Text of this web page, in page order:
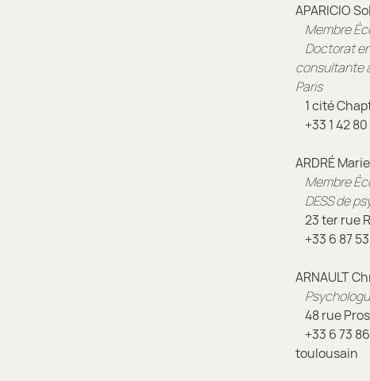
APARICIO Sol
Membre
Doctorat
consultante
Paris
1 cité
+33 142
ARDRÉ
Membre
DESS de
23 ter rue
+33 6 87
ARNAULT
48 rue
+33 673
toulousain